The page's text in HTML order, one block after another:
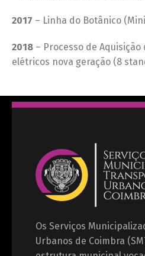
2017 – Linha do Botânico
2018 – Processo de
elétricos nova geração (8
Os Serviços
Urbanos de Coimbra